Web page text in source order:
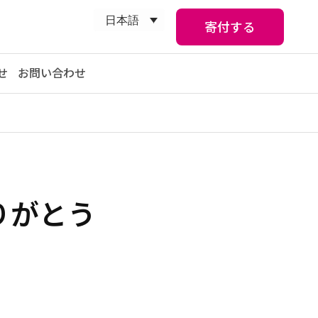
寄付する
日本語
お問い合わせ
とう